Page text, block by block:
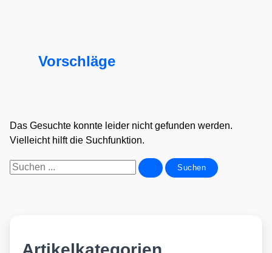
Vorschläge
Das Gesuchte konnte leider nicht gefunden werden.
Vielleicht hilft die Suchfunktion.
Suchen